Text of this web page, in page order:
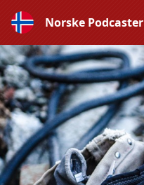
Norske Podcaster